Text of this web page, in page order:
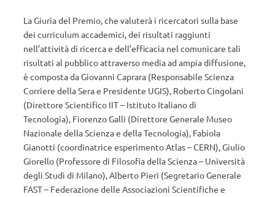
La Giuria del Premio, che valuterà i ricercatori sulla base
dei curriculum accademici, dei risultati raggiunti
nell’attività di ricerca e dell’efficacia nel comunicare tali
risultati al pubblico attraverso media ad ampia diffusione,
è composta da Giovanni Caprara (Responsabile Scienza
Corriere della Sera e Presidente UGIS), Roberto Cingolani
(Direttore Scientifico IIT – Istituto Italiano di
Tecnologia), Fiorenzo Galli (Direttore Generale Museo
Nazionale della Scienza e della Tecnologia), Fabiola
Gianotti (coordinatrice esperimento Atlas – CERN), Giulio
Giorello (Professore di Filosofia della Scienza – Università
degli Studi di Milano), Alberto Pieri (Segretario Generale
FAST – Federazione delle Associazioni Scientifiche e